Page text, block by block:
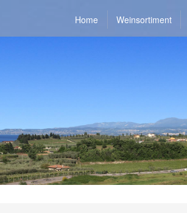
Home Weinsortiment